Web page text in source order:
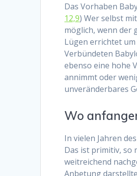
Das Vorhaben
12,9) Wer selbst
möglich, wenn der
Lügen errichtet
Verbündeten
ebenso eine hohe
annimmt oder
unveränderbares
Wo
In vielen Jahren
Das ist primitiv, so
weitreichend
Anbetung